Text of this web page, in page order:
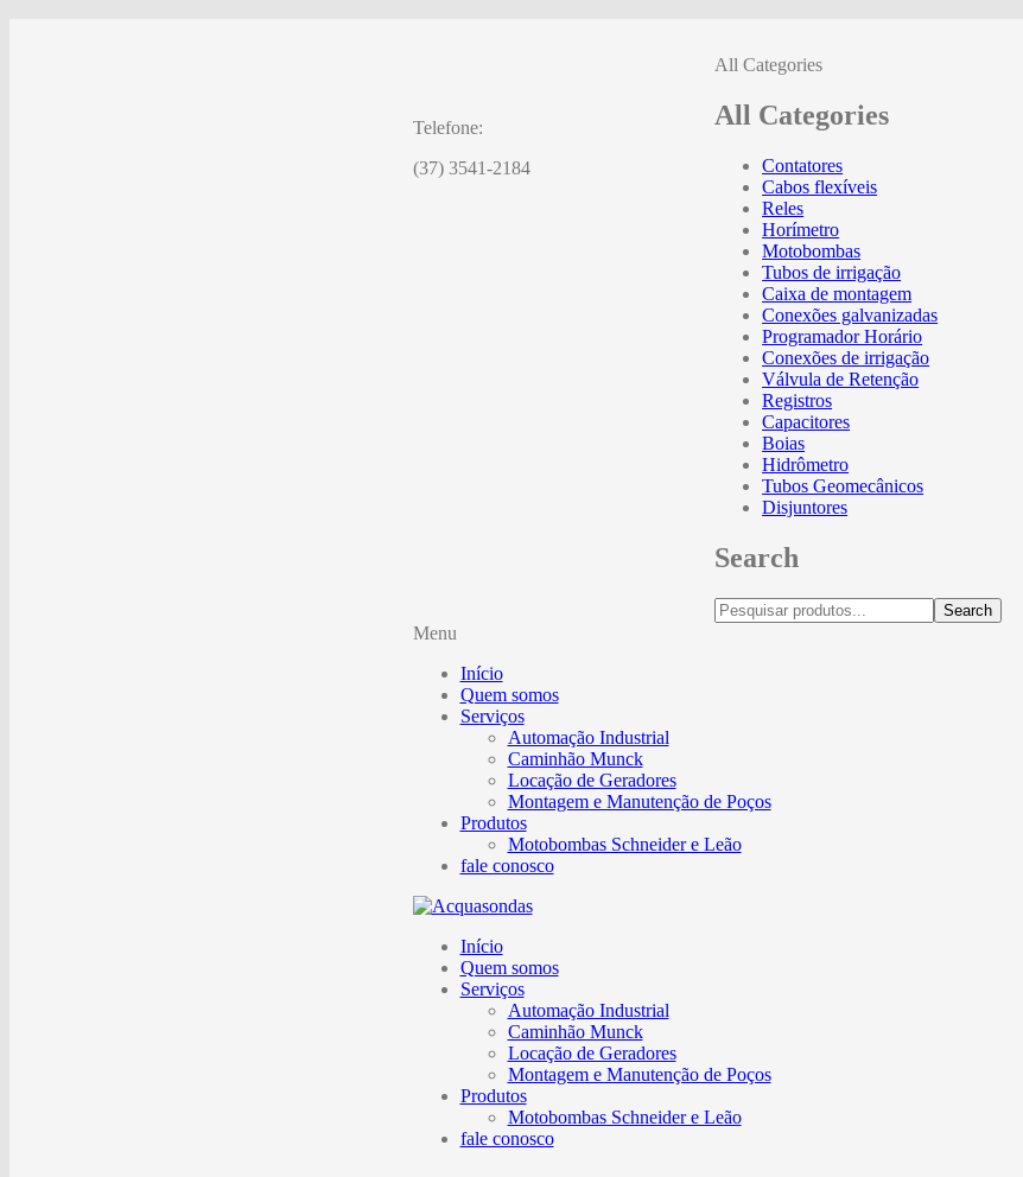
Telefone:
(37) 3541-2184
All Categories
All Categories
Contatores
Cabos flexíveis
Reles
Horímetro
Motobombas
Tubos de irrigação
Caixa de montagem
Conexões galvanizadas
Programador Horário
Conexões de irrigação
Válvula de Retenção
Registros
Capacitores
Boias
Hidrômetro
Tubos Geomecânicos
Disjuntores
Search
Search
Menu
Início
Quem somos
Serviços
Automação Industrial
Caminhão Munck
Locação de Geradores
Montagem e Manutenção de Poços
Produtos
Motobombas Schneider e Leão
fale conosco
Início
Quem somos
Serviços
Automação Industrial
Caminhão Munck
Locação de Geradores
Montagem e Manutenção de Poços
Produtos
Motobombas Schneider e Leão
fale conosco